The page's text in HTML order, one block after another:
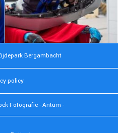
Bergambacht
policy
Fotografie - Antum -